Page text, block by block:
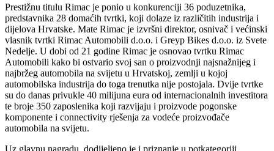
Prestižnu titulu Rimac je ponio u konkurenciji 36 poduzetnika,
predstavnika 28 domaćih tvrtki, koji dolaze iz različitih industrija i
dijelova Hrvatske. Mate Rimac je izvršni direktor, osnivač i većinski
vlasnik tvrtki Rimac Automobili d.o.o. i Greyp Bikes d.o.o. iz Svete
Nedelje. U dobi od 21 godine Rimac je osnovao tvrtku Rimac
Automobili kako bi ostvario svoj san o proizvodnji najsnažnijeg i
najbržeg automobila na svijetu u Hrvatskoj, zemlji u kojoj
automobilska industrija do toga trenutka nije postojala. Dvije tvrtke
su do danas privukle 40 milijuna eura od internacionalnih investitora
te broje 350 zaposlenika koji razvijaju i proizvode pogonske
komponente i connectivity rješenja za vodeće proizvođače
automobila na svijetu.
Uz glavnu nagradu, dodijeljeno je i priznanje u potkategoriji